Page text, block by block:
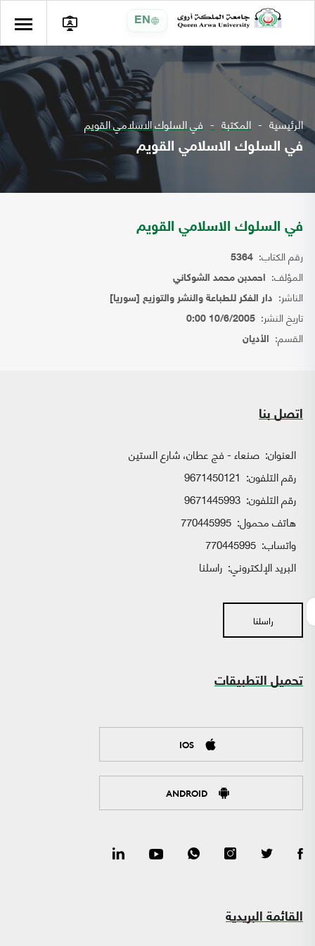
EN
الرئيسية المكتبة في السلوك الاسلامي القويم
في السلوك الاسلامي القويم
في السلوك الاسلامي القويم
رقم الكتاب: 5364
المؤلف: احمدبن محمد الشوكاني
الناشر: دار الفكر للطباعة والنشر والتوزيع [سوريا]
تاريخ النشر: 10/6/2005 0:00
القسم: الأديان
اتصل بنا
العنوان: صنعاء - فج عطان، شارع الستين
رقم التلفون: 9671450121
رقم التلفون: 9671445993
هاتف محمول: 770445995
واتساب:
البريد الإلكتروني: راسلنا
راسلنا
تحميل التطبيقات
IOS
ANDROID
القائمة البريدية